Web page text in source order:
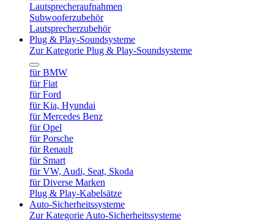
Lautsprecheraufnahmen
Subwooferzubehör
Lautsprecherzubehör
Plug & Play-Soundsysteme
Zur Kategorie Plug & Play-Soundsysteme
für BMW
für Fiat
für Ford
für Kia, Hyundai
für Mercedes Benz
für Opel
für Porsche
für Renault
für Smart
für VW, Audi, Seat, Skoda
für Diverse Marken
Plug & Play-Kabelsätze
Auto-Sicherheitssysteme
Zur Kategorie Auto-Sicherheitssysteme